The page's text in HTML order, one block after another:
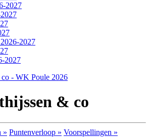
2027
2027
2027
& co
» Puntenverloop » Voorspellingen »